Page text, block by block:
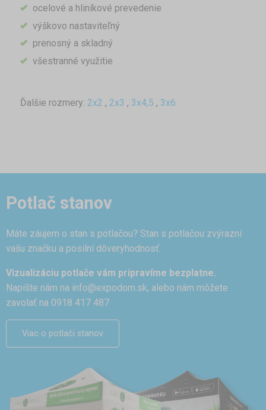
ocelové a hliníkové prevedenie
výškovo nastaviteľný
prenosný a skladný
všestranné využitie
Ďalšie rozmery: 2x2 , 2x3 , 3x4,5 , 3x6
Potlač stanov
Máte záujem o stan s potlačou? Stan s potlačou zvýrazní
vašu značku a posilní dôveryhodnosť.
Vizualizáciu potlače vám pripravíme bezplatne.
Napíšte nám na info@expodom.sk, alebo nám môžete
zavolať na 0918 417 487
Viac o potlači stanov